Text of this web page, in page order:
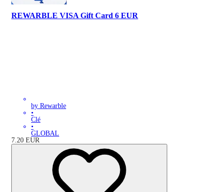
REWARBLE VISA Gift Card 6 EUR
by Rewarble
•
Clé
•
GLOBAL
7.20 EUR